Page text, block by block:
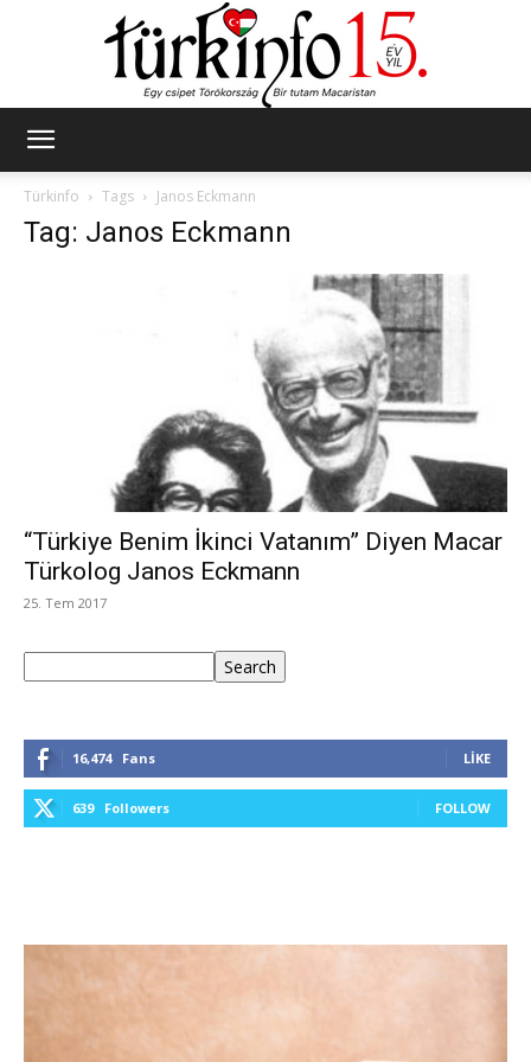
Türkinfo
Tags Janos Eckmann
Tag: Janos Eckmann
“Türkiye Benim İkinci Vatanım” Diyen Macar
Türkolog Janos Eckmann
25. Tem 2017
Search
16,474 Fans LIKE
639 Followers FOLLOW